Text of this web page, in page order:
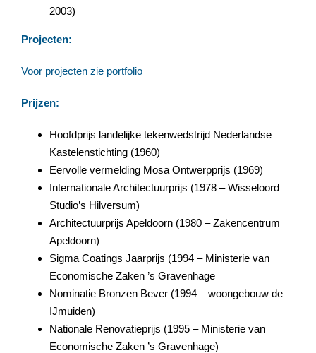
2003)
Projecten:
Voor projecten zie portfolio
Prijzen:
Hoofdprijs landelijke tekenwedstrijd Nederlandse
Kastelenstichting (1960)
Eervolle vermelding Mosa Ontwerpprijs (1969)
Internationale Architectuurprijs (1978 – Wisseloord
Studio’s Hilversum)
Architectuurprijs Apeldoorn (1980 – Zakencentrum
Apeldoorn)
Sigma Coatings Jaarprijs (1994 – Ministerie van
Economische Zaken ’s Gravenhage
Nominatie Bronzen Bever (1994 – woongebouw de
IJmuiden)
Nationale Renovatieprijs (1995 – Ministerie van
Economische Zaken ’s Gravenhage)